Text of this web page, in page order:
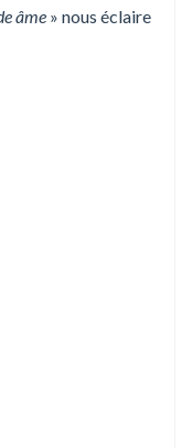
âme » nous éclaire